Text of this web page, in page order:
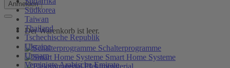
Südkorea
Taiwan
Thailand
Tschechische Republik
Ukraine
Ungarn
Vereinigte Arabische Emirate
Anmelden
Der Warenkorb ist leer.
Schalterprogramme
Smart Home Systeme